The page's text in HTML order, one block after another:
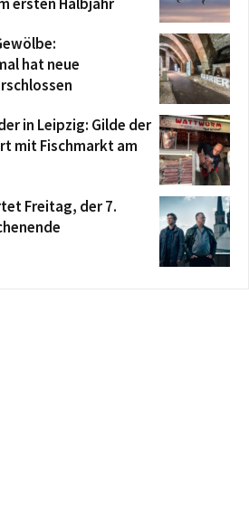
ersten Halbjahr
hat neue
in Leipzig: Gilde der
mit Fischmarkt am
Freitag, der 7.